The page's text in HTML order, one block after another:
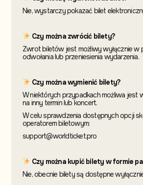
Nie, wystarczy pokazać bilet
Czy można zwrócić bilety?
Zwrot biletów jest możliwy wyłącznie w
odwołania lub przeniesienia wydarzenia.
Czy można wymienić bilety?
W niektórych przypadkach możliwa jest
na inny terminlub koncert.
W celu sprawdzenia dostępnych opcji
operatorem biletowym:
support@worldticket.pro
Czy można kupić bilety w formie
Nie, obecnie bilety są dostępne